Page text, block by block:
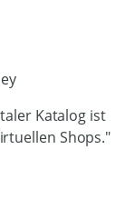
Katalog ist
Shops."